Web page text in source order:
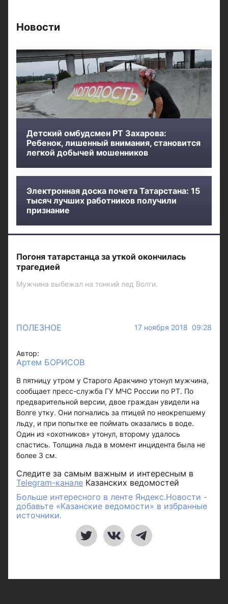
Новости
Детский омбудсмен РТ Захарова:
Ребенок, лишенный внимания, становится
легкой добычей мошенников
Электронная доска почета Татарстана: 15
тысяч лучших работников получили
признание
Погоня татарстанца за уткой окончилась
трагедией
Мужчина выбежал на тонкий лед Волги.
ПОЛЕЗНОЕ 17 ноября 2018 09:28
Автор:
Артем БОРИСОВ
В пятницу утром у Старого Аракчино утонул мужчина,
сообщает пресс-служба ГУ МЧС России по РТ. По
предварительной версии, двое граждан увидели на
Волге утку. Они погнались за птицей по неокрепшему
льду, и при попытке ее поймать оказались в воде.
Один из «охотников» утонул, второму удалось
спастись. Толщина льда в момент инцидента была не
более 3 см.
Следите за самым важным и интересным в
Telegram-канале Казанских ведомостей
Больше интересного в ленте Яндекс.Новости -
добавьте «Казанские ведомости» в избранные
источники.